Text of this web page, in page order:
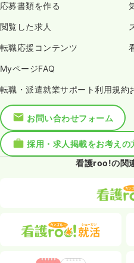
応募書類を作る
閲覧した求人
転職応援コンテンツ
MyページFAQ
転職・派遣就業サポート利用規約
お問い合わせフォーム
採用・求人掲載をお考えの
看護roo!の関